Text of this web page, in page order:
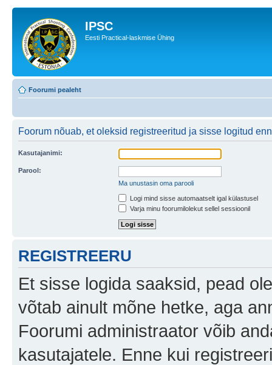
IPSC
Eesti Practical-laskmise Ühing
Foorumi pealeht
Foorum nõuab, et oleksid registreeritud ja sisse logitud
Kasutajanimi:
Parool:
Ma unustasin oma parooli
Logi mind sisse automaatselt igal külastusel
Varja minu foorumilolekut sellel sessioonil
REGISTREERU
Et sisse logida saaksid, pead
võtab ainult mõne hetke, aga
Foorumi administraator võib
kasutajatele. Enne kui